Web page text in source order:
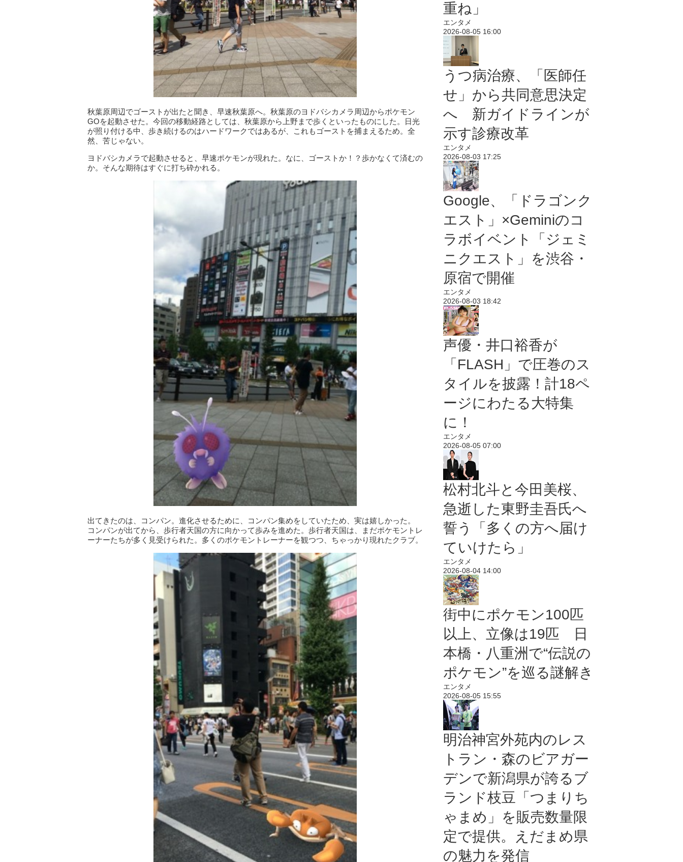
秋葉原周辺でゴーストが出たと聞き、早速秋葉原へ。秋葉原のヨドバシカメラ周辺からポケモン
GOを起動させた。今回の移動経路としては、秋葉原から上野まで歩くといったものにした。日光
が照り付ける中、歩き続けるのはハードワークではあるが、これもゴーストを捕まえるため。全
然、苦じゃない。
ヨドバシカメラで起動させると、早速ポケモンが現れた。なに、ゴーストか！？歩かなくて済むの
か。そんな期待はすぐに打ち砕かれる。
出てきたのは、コンパン。進化させるために、コンパン集めをしていたため、実は嬉しかった。
コンパンが出てから、歩行者天国の方に向かって歩みを進めた。歩行者天国は、まだポケモントレ
ーナーたちが多く見受けられた。多くのポケモントレーナーを観つつ、ちゃっかり現れたクラブ。
重ね」
エンタメ
2026-08-05 16:00
うつ病治療、「医師任
せ」から共同意思決定
へ 新ガイドラインが
示す診療改革
エンタメ
2026-08-03 17:25
Google、「ドラゴンク
エスト」×Geminiのコ
ラボイベント「ジェミ
ニクエスト」を渋谷・
原宿で開催
エンタメ
2026-08-03 18:42
声優・井口裕香が
「FLASH」で圧巻のス
タイルを披露！計18ペ
ージにわたる大特集
に！
エンタメ
2026-08-05 07:00
松村北斗と今田美桜、
急逝した東野圭吾氏へ
誓う「多くの方へ届け
ていけたら」
エンタメ
2026-08-04 14:00
街中にポケモン100匹
以上、立像は19匹 日
本橋・八重洲で“伝説の
ポケモン”を巡る謎解き
エンタメ
2026-08-05 15:55
明治神宮外苑内のレス
トラン・森のビアガー
デンで新潟県が誇るブ
ランド枝豆「つまりち
ゃまめ」を販売数量限
定で提供。えだまめ県
の魅力を発信